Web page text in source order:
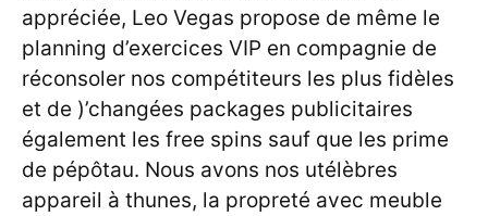
appréciée, Leo Vegas propose de même le
planning d’exercices VIP en compagnie de
réconsoler nos compétiteurs les plus fidèles
et de )’changées packages publicitaires
également les free spins sauf que les prime
de pépôtau. Nous avons nos utélèbres
appareil à thunes, la propreté avec meuble